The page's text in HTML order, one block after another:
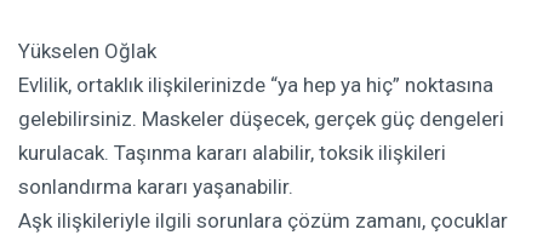
Yükselen Oğlak
Evlilik, ortaklık ilişkilerinizde “ya hep ya hiç” noktasına
gelebilirsiniz. Maskeler düşecek, gerçek güç dengeleri
kurulacak. Taşınma kararı alabilir, toksik ilişkileri
sonlandırma kararı yaşanabilir.
Aşk ilişkileriyle ilgili sorunlara çözüm zamanı, çocuklar